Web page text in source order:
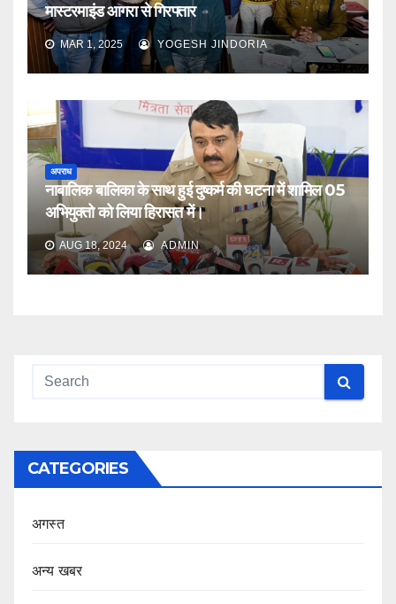
मास्टरमाइंड आगरा से गिरफ्तार
MAR 1, 2025 YOGESH JINDORIA
अपराध
नाबालिक बालिका के साथ हुई दुष्कर्म की घटना में शामिल 05
अभियुक्तो को लिया हिरासत में।
AUG 18, 2024 ADMIN
CATEGORIES
अगस्त
अन्य खबर